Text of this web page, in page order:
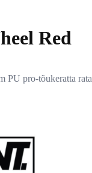
Red
PU pro-tõukeratta